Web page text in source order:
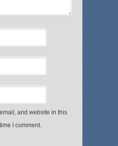
and website in this
I comment.